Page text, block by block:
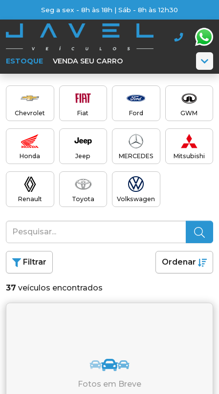
Seg a sex - 8h às 18h | Sáb - 8h às 12h30
ESTOQUE VENDA SEU CARRO
Chevrolet Fiat Ford GWM
Honda Jeep MERCEDES Mitsubishi
Renault Toyota Volkswagen
Filtrar Ordenar
37 veículos encontrados
Fotos em Breve